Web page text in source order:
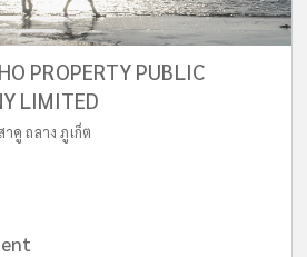
PROPERTY PUBLIC
LIMITED
าคู ถลาง ภูเก็ต